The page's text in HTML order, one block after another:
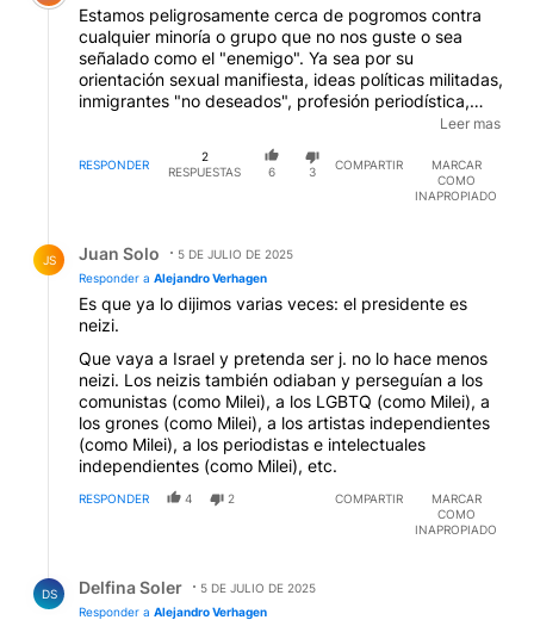
Estamos peligrosamente cerca de pogromos contra
cualquier minoría o grupo que no nos guste o sea
señalado como el "enemigo". Ya sea por su
orientación sexual manifiesta, ideas políticas militadas,
inmigrantes "no deseados", profesión periodística,
etcétera. Cuando pase, quizás el estado no participe
de la agresión, pero mirará para otro lado
distraidamente como en la Europa de la edad media...
Leer mas
RESPONDER
2
RESPUESTAS
6 3
COMPARTIR
MARCAR
COMO
INAPROPIADO
JS Juan Solo
5 DE JULIO DE 2025
Responder a Alejandro Verhagen
Es que ya lo dijimos varias veces: el presidente es
neizi.
Que vaya a Israel y pretenda ser j. no lo hace menos
neizi. Los neizis también odiaban y perseguían a los
comunistas (como Milei), a los LGBTQ (como Milei), a
los grones (como Milei), a los artistas independientes
(como Milei), a los periodistas e intelectuales
independientes (como Milei), etc.
RESPONDER 4 2 COMPARTIR
MARCAR
COMO
INAPROPIADO
DS Delfina Soler
5 DE JULIO DE 2025
Responder a Alejandro Verhagen